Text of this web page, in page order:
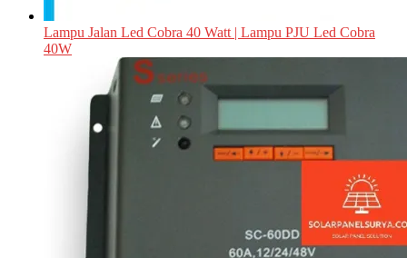
Lampu Jalan Led Cobra 40 Watt | Lampu PJU Led Cobra
40W